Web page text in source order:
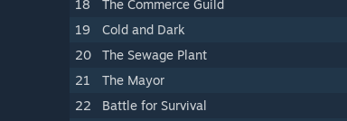
18
The Commerce Guild
19
Cold and Dark
20
The Sewage Plant
21
The Mayor
22
Battle for Survival